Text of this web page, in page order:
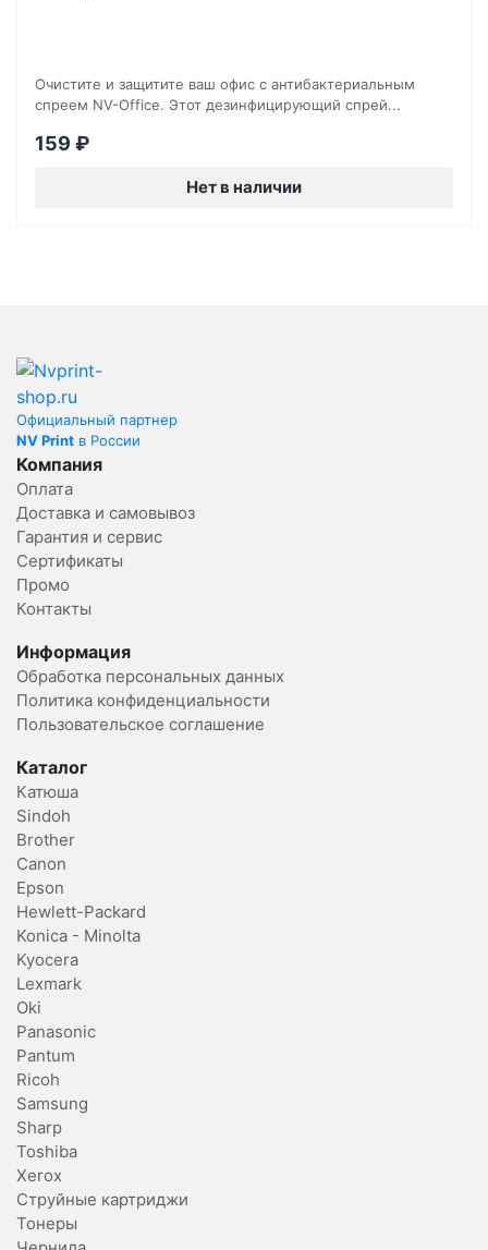
Очистите и защитите ваш офис с антибактериальным
спреем NV-Office. Этот дезинфицирующий спрей...
159 ₽
Нет в наличии
Официальный партнер
NV Print в России
Компания
Оплата
Доставка и самовывоз
Гарантия и сервис
Сертификаты
Промо
Контакты
Информация
Обработка персональных данных
Политика конфиденциальности
Пользовательское соглашение
Каталог
Катюша
Sindoh
Brother
Canon
Epson
Hewlett-Packard
Konica - Minolta
Kyocera
Lexmark
Oki
Panasonic
Pantum
Ricoh
Samsung
Sharp
Toshiba
Xerox
Струйные картриджи
Тонеры